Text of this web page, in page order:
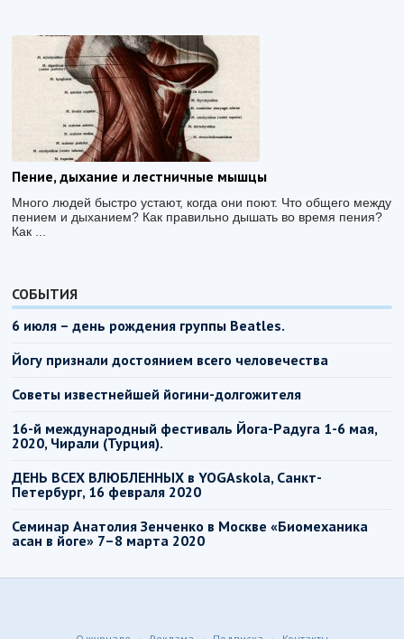
Пение, дыхание и лестничные мышцы
Много людей быстро устают, когда они поют. Что общего между
пением и дыханием? Как правильно дышать во время пения?
Как ...
СОБЫТИЯ
6 июля – день рождения группы Beatles.
Йогу признали достоянием всего человечества
Советы известнейшей йогини-долгожителя
16-й международный фестиваль Йога-Радуга 1-6 мая,
2020, Чирали (Турция).
ДЕНЬ ВСЕХ ВЛЮБЛЕННЫХ в YOGAskola, Санкт-
Петербург, 16 февраля 2020
Семинар Анатолия Зенченко в Москве «Биомеханика
асан в йоге» 7–8 марта 2020